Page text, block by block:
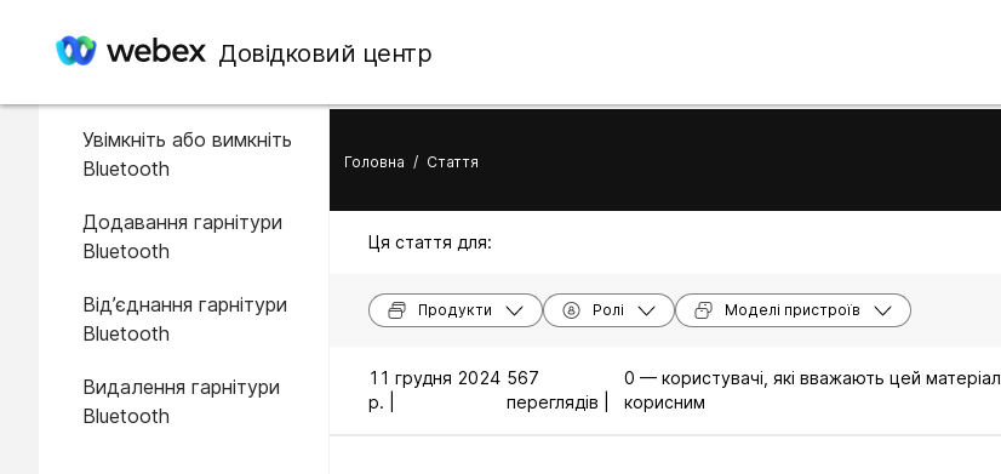
Довідковий центр
У цій статті
Увімкніть або вимкніть
Bluetooth
Додавання гарнітури
Bluetooth
Від’єднання гарнітури
Bluetooth
Видалення гарнітури
Bluetooth
Головна / Стаття
Ця стаття для:
Продукти Ролі Моделі пристроїв
11 грудня 2024
р. |
567
переглядів |
0 — користувачі, які вважають цей матеріал
корисним